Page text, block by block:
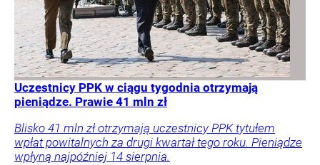
Uczestnicy PPK w ciągu tygodnia otrzymają
pieniądze. Prawie 41 mln zł
Blisko 41 mln zł otrzymają uczestnicy PPK tytułem
wpłat powitalnych za drugi kwartał tego roku. Pieniądze
wpłyną najpóźniej 14 sierpnia.